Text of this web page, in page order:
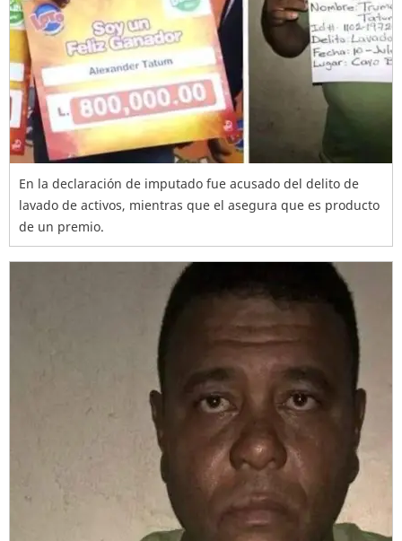
En la declaración de imputado fue acusado del delito de
lavado de activos, mientras que el asegura que es producto
de un premio.